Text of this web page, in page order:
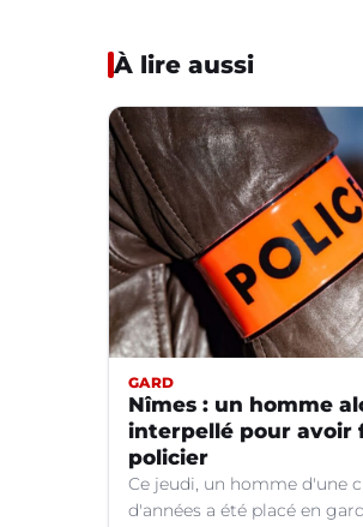
À lire aussi
GARD
Nîmes : un homme
interpellé pour avoir
policier
Ce jeudi, un homme d'une
d'années a été placé en